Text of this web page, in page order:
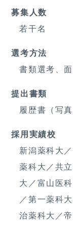
募集人数
若干名
選考方法
書類選考、
提出書類
履歴書（写
採用実績校
新潟薬科大
薬科大／共
大／富山医
／第一薬科
治薬科大／